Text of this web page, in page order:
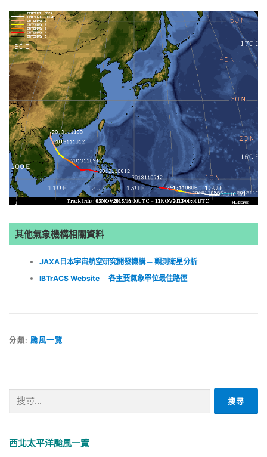
其他氣象機構相關資料
JAXA日本宇宙航空研究開發機構 ─ 觀測衛星分析
IBTrACS Website ─ 各主要氣象單位最佳路徑
分類: 颱風一覽
字:
西北太平洋颱風一覽